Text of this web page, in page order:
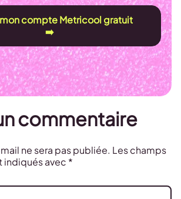
compte Metricool gratuit
➡️
commentaire
ne sera pas publiée. Les champs
indiqués avec *